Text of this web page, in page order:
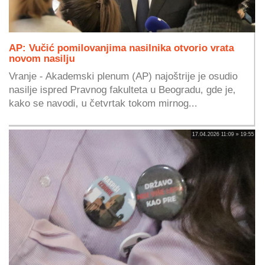
AP: Vučić pomilovanjima nasilnika otvorio vrata
novom nasilju
Vranje - Akademski plenum (AP) najoštrije je osudio
nasilje ispred Pravnog fakulteta u Beogradu, gde je,
kako se navodi, u četvrtak tokom mirnog...
17.04.2026 11:09 » 19:55